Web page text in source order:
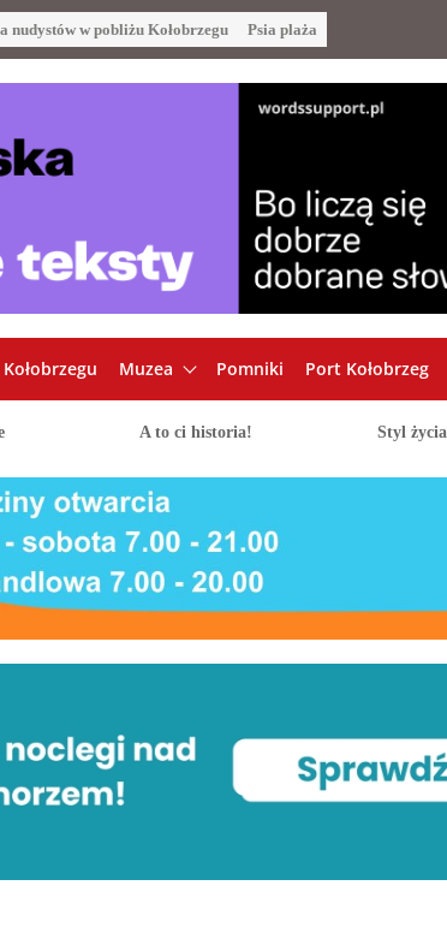
nudystów w pobliżu Kołobrzegu Psia plaża
Muzea Pomniki Port Kołobrzeg
A to ci historia! Styl życia